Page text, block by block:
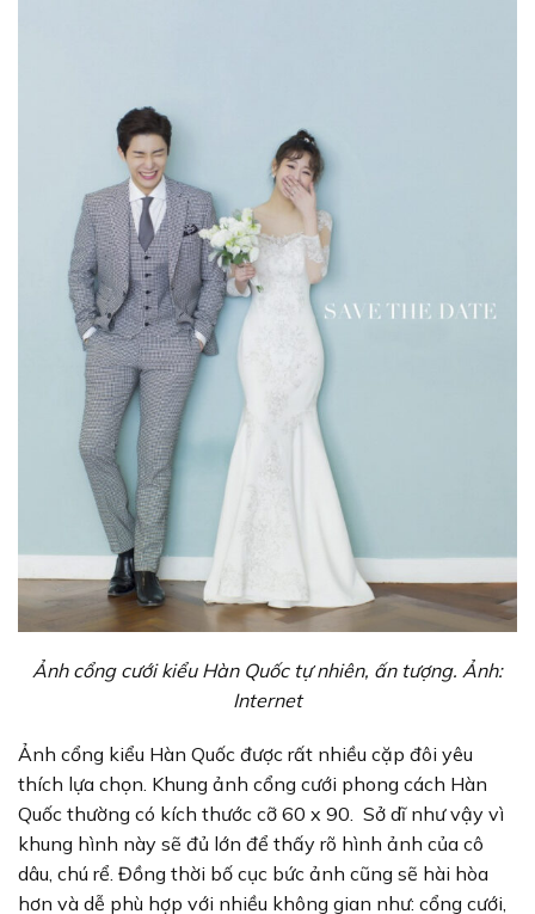
Ảnh cổng cưới kiểu Hàn Quốc tự nhiên, ấn tượng. Ảnh:
Internet
Ảnh cổng kiểu Hàn Quốc được rất nhiều cặp đôi yêu
thích lựa chọn. Khung ảnh cổng cưới phong cách Hàn
Quốc thường có kích thước cỡ 60 x 90. Sở dĩ như vậy vì
khung hình này sẽ đủ lớn để thấy rõ hình ảnh của cô
dâu, chú rể. Đồng thời bố cục bức ảnh cũng sẽ hài hòa
hơn và dễ phù hợp với nhiều không gian như: cổng cưới,